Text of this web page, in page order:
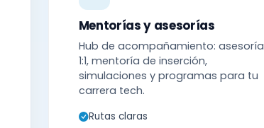
Mentorías y asesorías
Hub de acompañamiento: asesoría
1:1, mentoría de inserción,
simulaciones y programas para tu
carrera tech.
Rutas claras